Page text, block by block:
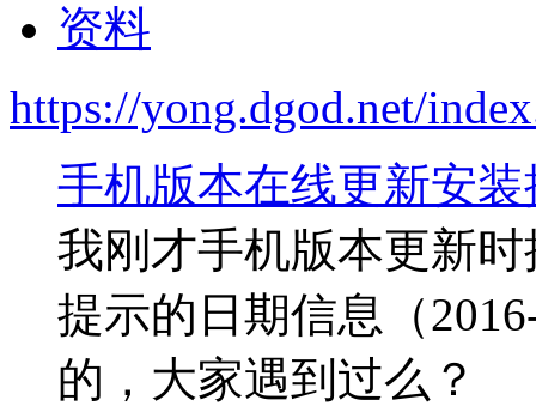
资料
https://yong.dgod.net/
手机版本在线更新安装
我刚才手机版本更新
提示的日期信息（
的，大家遇到过么？